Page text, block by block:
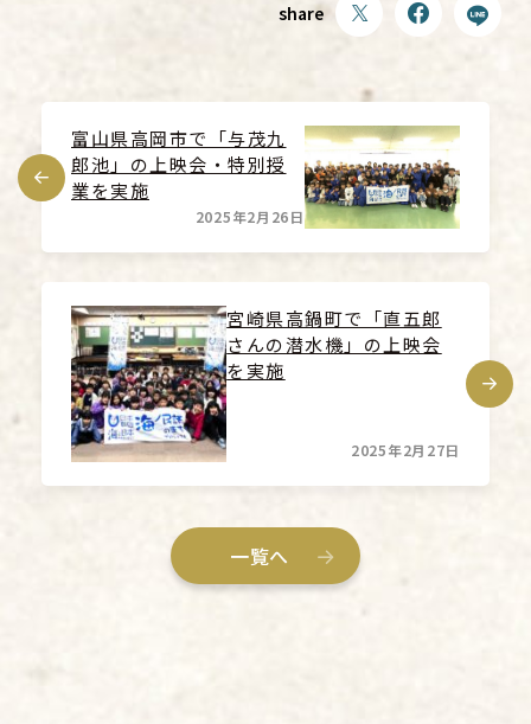
share
富山県高岡市で「与茂九
郎池」の上映会・特別授
業を実施
2025年2月26日
宮崎県高鍋町で「直五郎
さんの潜水機」の上映会
を実施
2025年2月27日
一覧へ